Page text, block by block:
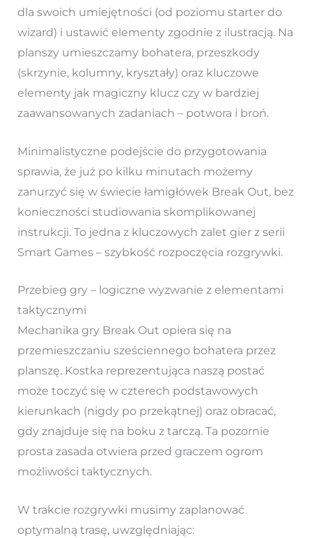
dla swoich umiejętności (od poziomu starter do
wizard) i ustawić elementy zgodnie z ilustracją. Na
planszy umieszczamy bohatera, przeszkody
(skrzynie, kolumny, kryształy) oraz kluczowe
elementy jak magiczny klucz czy w bardziej
zaawansowanych zadaniach – potwora i broń.
Minimalistyczne podejście do przygotowania
sprawia, że już po kilku minutach możemy
zanurzyć się w świecie łamigłówek Break Out, bez
konieczności studiowania skomplikowanej
instrukcji. To jedna z kluczowych zalet gier z serii
Smart Games – szybkość rozpoczęcia rozgrywki.
Przebieg gry – logiczne wyzwanie z elementami
taktycznymi
Mechanika gry Break Out opiera się na
przemieszczaniu sześciennego bohatera przez
planszę. Kostka reprezentująca naszą postać
może toczyć się w czterech podstawowych
kierunkach (nigdy po przekątnej) oraz obracać,
gdy znajduje się na boku z tarczą. Ta pozornie
prosta zasada otwiera przed graczem ogrom
możliwości taktycznych.
W trakcie rozgrywki musimy zaplanować
optymalną trasę, uwzględniając: